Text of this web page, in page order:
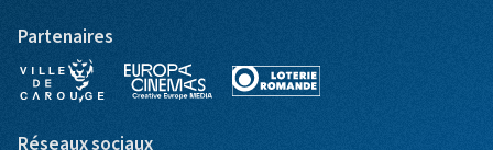
Partenaires
Réseaux sociaux